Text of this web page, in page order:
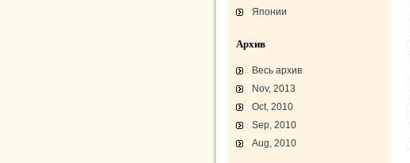
Японии
Архив
Весь архив
Nov, 2013
Oct, 2010
Sep, 2010
Aug, 2010